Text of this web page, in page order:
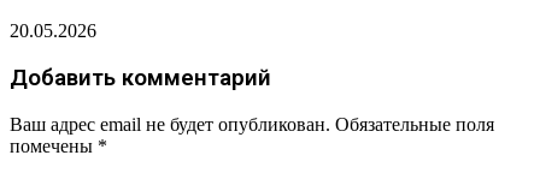
20.05.2026
Добавить комментарий
Ваш адрес email не будет опубликован. Обязательные поля
помечены *